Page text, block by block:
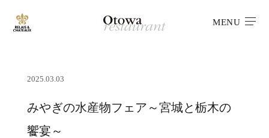
MENU
2025.03.03
みやぎの水産物フェア～宮城と栃木の
饗宴～